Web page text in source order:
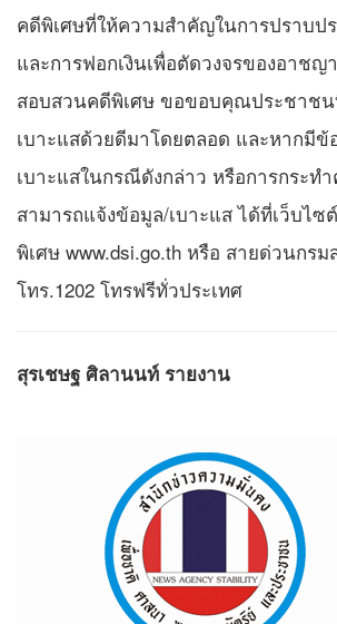
คดีพิเศษที่ให้ความสำคัญในการปราบป
และการฟอกเงินเพื่อตัดวงจรของอาชญ
สอบสวนคดีพิเศษ ขอขอบคุณประชาชน
เบาะแสด้วยดีมาโดยตลอด และหากมีข้
เบาะแสในกรณีดังกล่าว หรือการกระท
สามารถแจ้งข้อมูล/เบาะแส ได้ที่เว็บไ
พิเศษ www.dsi.go.th หรือ สายด่วนกร
โทร.1202 โทรฟรีทั่วประเทศ
สุรเชษฐ ศิลานนท์ รายงาน